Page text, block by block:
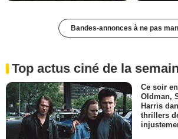
Bandes-annonces à ne pas
Top actus ciné de la
Ce soir
Oldman,
Harris
thrillers